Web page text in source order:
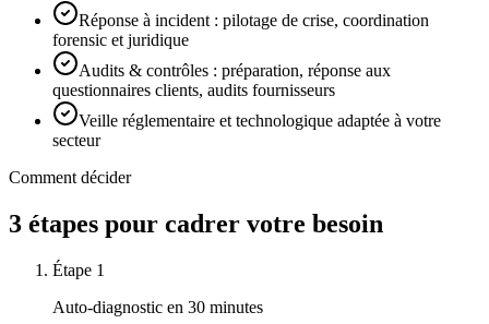
Réponse à incident : pilotage de crise, coordination
forensic et juridique
Audits & contrôles : préparation, réponse aux
questionnaires clients, audits fournisseurs
Veille réglementaire et technologique adaptée à votre
secteur
Comment décider
3 étapes pour cadrer votre besoin
Étape 1
Auto-diagnostic en 30 minutes